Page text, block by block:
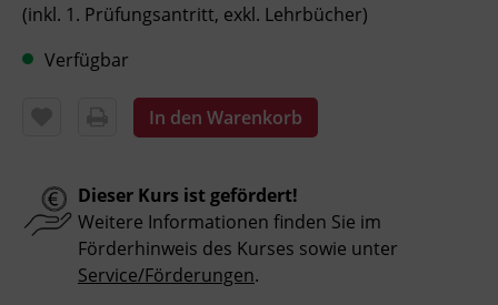
- Modellieren und Transferieren
- Interpretieren und Dokumentieren
- Argumentieren und Kommunizieren
Kursformat
Präsenzunterricht
Leitung
(inkl. 1. Prüfungsantritt, exkl. Lehrbücher)
Verfügbar
In den Warenkorb
Dieser Kurs ist gefördert!
Weitere Informationen finden Sie im
Förderhinweis des Kurses sowie unter
Service/Förderungen.